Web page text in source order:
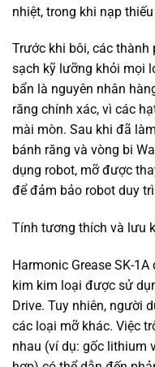
nhiệt, trong khi nạp
Trước khi bôi, các
sạch kỹ lưỡng khỏi mọi
bẩn là nguyên nhân
răng chính xác, vì các
mài mòn. Sau khi đã
bánh răng và vòng bi
dụng robot, mỡ được
để đảm bảo robot duy
Tính tương thích và lưu
Harmonic Grease SK-
kim kim loại được sử
Drive. Tuy nhiên, người
các loại mỡ khác. Việc
nhau (ví dụ: gốc lithium